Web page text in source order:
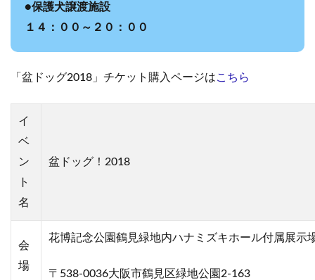
●保護犬譲渡施設
１４：００～２０：００
「盆ドッグ2018」チケット購入ページはこちら
イ
ベ
ン
ト
名
盆ドッグ！2018
会
場
花博記念公園鶴見緑地内ハナミズキホール付属展示
〒538-0036大阪市鶴見区緑地公園2-163